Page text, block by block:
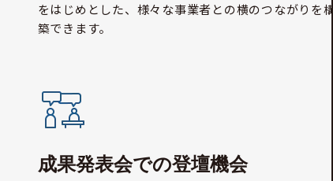
をはじめとした、様々な事業者との横のつながりを
築できます。
成果発表会での登壇機会